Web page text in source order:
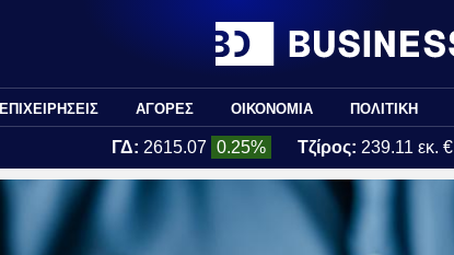
ΕΠΙΧΕΙΡΗΣΕΙΣ ΑΓΟΡΕΣ ΟΙΚΟΝΟΜΙΑ ΠΟΛΙΤΙΚΗ
ΓΔ: 2615.07 0.25% Τζίρος: 239.11 εκ. €